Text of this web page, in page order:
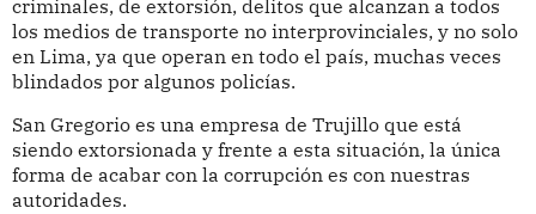
criminales, de extorsión, delitos que alcanzan a todos
los medios de transporte no interprovinciales, y no solo
en Lima, ya que operan en todo el país, muchas veces
blindados por algunos policías.
San Gregorio es una empresa de Trujillo que está
siendo extorsionada y frente a esta situación, la única
forma de acabar con la corrupción es con nuestras
autoridades.